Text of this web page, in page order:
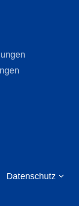
| All Rights
Datenschutz